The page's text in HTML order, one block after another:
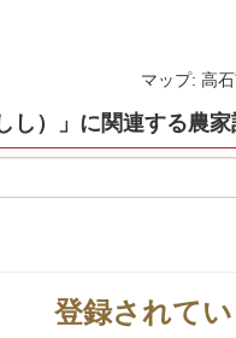
マップ: 高
し）」 に関連する農家
登録されて